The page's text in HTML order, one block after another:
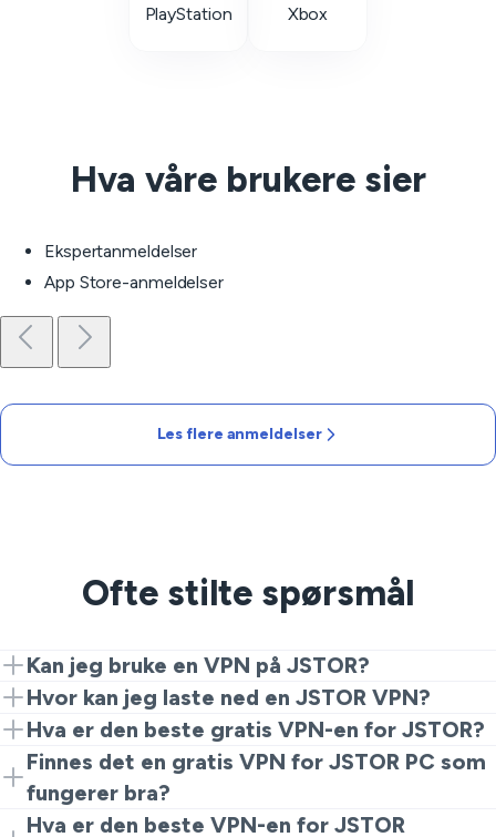
PlayStation Xbox
Hva våre brukere sier
Ekspertanmeldelser
App Store-anmeldelser
Les flere anmeldelser
Ofte stilte spørsmål
Kan jeg bruke en VPN på JSTOR?
Ja. Installer VeePN, koble til en nærliggende server, og
gå til JSTOR-nettstedet. Det er alt som skal til for å få
Hvor kan jeg laste ned en JSTOR VPN?
Last ned VeePN fra vår nettside eller appbutikker,
installer det, velg en plassering, og start studiene.
Hva er den beste gratis VPN-en for JSTOR?
Gratis tjenester begrenser ofte hastighet, legger til
begrensninger eller sporer data. For pålitelig tilgang er
et betalt alternativ som VeePN et tryggere valg.
Finnes det en gratis VPN for JSTOR PC som
fungerer bra?
De fleste gratis skrivebordsapper sliter med peak-tider
Hva er den beste VPN-en for JSTOR